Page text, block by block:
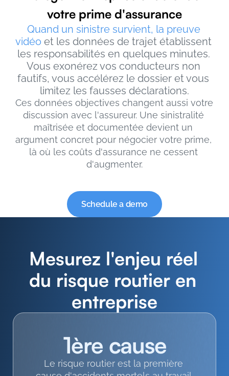
votre prime d'assurance
Quand un sinistre survient, la preuve
vidéo et les données de trajet établissent
les responsabilités en quelques minutes.
Vous exonérez vos conducteurs non
fautifs, vous accélérez le dossier et vous
limitez les fausses déclarations.
Ces données objectives changent aussi votre
discussion avec l'assureur. Une sinistralité
maîtrisée et documentée devient un
argument concret pour négocier votre prime,
là où les coûts d'assurance ne cessent
d'augmenter.
Schedule a demo
Mesurez l'enjeu réel
du risque routier en
entreprise
1ère cause
Le risque routier est la première